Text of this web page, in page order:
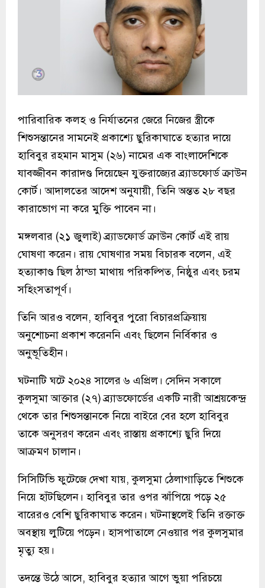
পারিবারিক কলহ ও নির্যাতনের জেরে নিজের স্ত্রীকে
শিশুসন্তানের সামনেই প্রকাশ্যে ছুরিকাঘাতে হত্যার দায়ে
হাবিবুর রহমান মাসুম (২৬) নামের এক বাংলাদেশিকে
যাবজ্জীবন কারাদণ্ড দিয়েছেন যুক্তরাজ্যের ব্র্যাডফোর্ড ক্রাউন
কোর্ট। আদালতের আদেশ অনুযায়ী, তিনি অন্তত ২৮ বছর
কারাভোগ না করে মুক্তি পাবেন না।
মঙ্গলবার (২১ জুলাই) ব্র্যাডফোর্ড ক্রাউন কোর্ট এই রায়
ঘোষণা করেন। রায় ঘোষণার সময় বিচারক বলেন, এই
হত্যাকাণ্ড ছিল ঠান্ডা মাথায় পরিকল্পিত, নিষ্ঠুর এবং চরম
সহিংসতাপূর্ণ।
তিনি আরও বলেন, হাবিবুর পুরো বিচারপ্রক্রিয়ায়
অনুশোচনা প্রকাশ করেননি এবং ছিলেন নির্বিকার ও
অনুভূতিহীন।
ঘটনাটি ঘটে ২০২৪ সালের ৬ এপ্রিল। সেদিন সকালে
কুলসুমা আক্তার (২৭) ব্র্যাডফোর্ডের একটি নারী আশ্রয়কেন্দ্র
থেকে তার শিশুসন্তানকে নিয়ে বাইরে বের হলে হাবিবুর
তাকে অনুসরণ করেন এবং রাস্তায় প্রকাশ্যে ছুরি দিয়ে
আক্রমণ চালান।
সিসিটিভি ফুটেজে দেখা যায়, কুলসুমা ঠেলাগাড়িতে শিশুকে
নিয়ে হাঁটছিলেন। হাবিবুর তার ওপর ঝাঁপিয়ে পড়ে ২৫
বারেরও বেশি ছুরিকাঘাত করেন। ঘটনাস্থলেই তিনি রক্তাক্ত
অবস্থায় লুটিয়ে পড়েন। হাসপাতালে নেওয়ার পর কুলসুমার
মৃত্যু হয়।
তদন্তে উঠে আসে, হাবিবুর হত্যার আগে ভুয়া পরিচয়ে